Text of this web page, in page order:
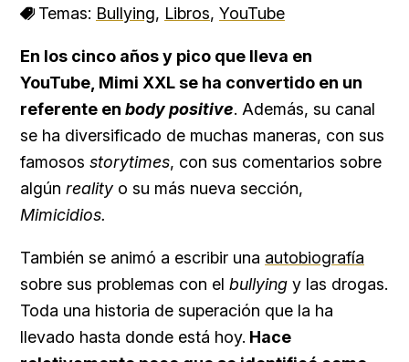
Temas: Bullying, Libros, YouTube
En los cinco años y pico que lleva en
YouTube, Mimi XXL se ha convertido en un
referente en body positive. Además, su canal
se ha diversificado de muchas maneras, con sus
famosos storytimes, con sus comentarios sobre
algún reality o su más nueva sección,
Mimicidios.
También se animó a escribir una autobiografía
sobre sus problemas con el bullying y las drogas.
Toda una historia de superación que la ha
llevado hasta donde está hoy. Hace